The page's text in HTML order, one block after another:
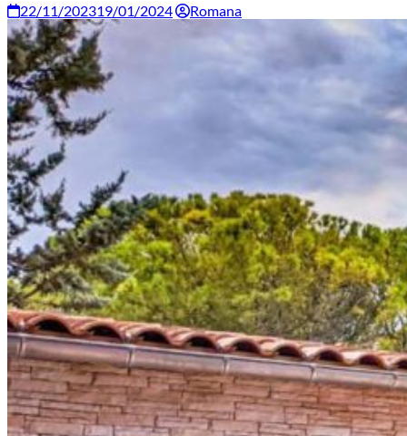
22/11/202319/01/2024 Romana